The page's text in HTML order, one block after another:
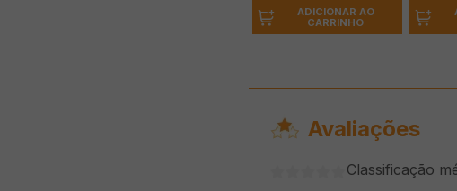
ADICIONAR AO
CARRINHO
Avaliações
Classificação